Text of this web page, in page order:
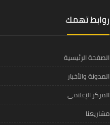
روابط تهمك
الصفحة الرئيسية
المدونة والأخبار
المركز الإعلامى
مشاريعنا